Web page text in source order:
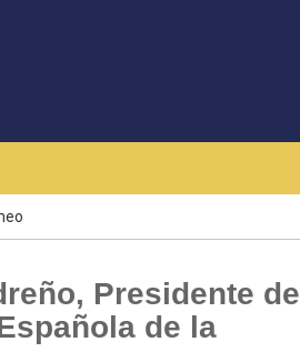
Presidente de
de la